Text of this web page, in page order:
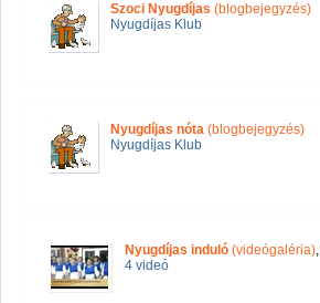
Szoci Nyugdíjas (blogbejegyzés)
Nyugdíjas Klub
Nyugdíjas nóta (blogbejegyzés)
Nyugdíjas Klub
Nyugdíjas induló (videógaléria),
4 videó